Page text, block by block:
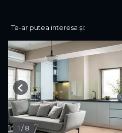
Te-ar putea interesa și:
1 /8
Previous